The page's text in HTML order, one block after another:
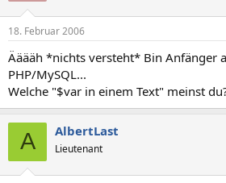
18. Februar 2006
Ääääh *nichts versteht* Bin Anfänger
PHP/MySQL...
Welche "$var in einem Text" meinst
A AlbertLast
Lieutenant